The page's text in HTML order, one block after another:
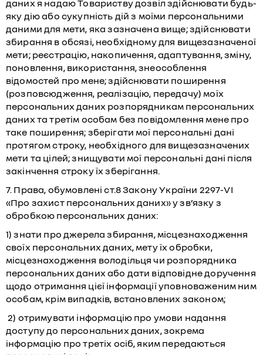
даних я надаю Товариству дозвіл здійснювати будь-
яку дію або сукупність дій з моїми персональними
даними для мети, яка зазначена вище; здійснювати
збирання в обсязі, необхідному для вищезазначеної
мети; реєстрацію, накопичення, адаптування, зміну,
поновлення, використання, знеособлення
відомостей про мене; здійснювати поширення
(розповсюдження, реалізацію, передачу) моїх
персональних даних розпорядникам персональних
даних та третім особам без повідомлення мене про
таке поширення; зберігати мої персональні дані
протягом строку, необхідного для вищезазначених
мети та цілей; знищувати мої персональні дані після
закінчення строку їх зберігання.
7. Права, обумовлені ст.8 Закону України 2297-VІ
«Про захист персональних даних» у зв’язку з
обробкою персональних даних:
1) знати про джерела збирання, місцезнаходження
своїх персональних даних, мету їх обробки,
місцезнаходження володільця чи розпорядника
персональних даних або дати відповідне доручення
щодо отримання цієї інформації уповноваженим ним
особам, крім випадків, встановлених законом;
2) отримувати інформацію про умови надання
доступу до персональних даних, зокрема
інформацію про третіх осіб, яким передаються